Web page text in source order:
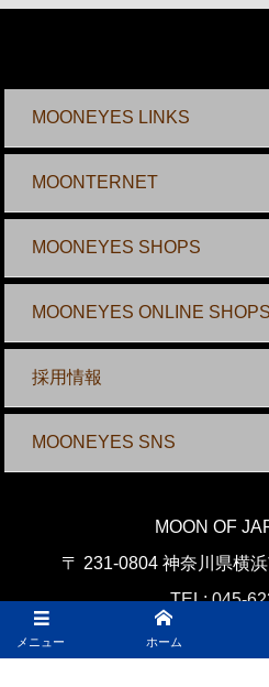
MOONEYES LINKS
MOONTERNET
MOONEYES SHOPS
MOONEYES ONLINE SHOPS
採用情報
MOONEYES SNS
MOON OF
〒 231-0804 神奈川県横
TEL: 045-
E-mail:
メニュー ホーム